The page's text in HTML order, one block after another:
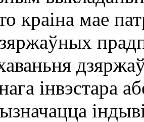
краіна мае
інвэстара